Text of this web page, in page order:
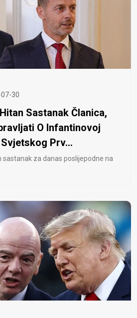
30
Sastanak Članica,
O Infantinovoj
Prv...
sastanak za danas poslijepodne na